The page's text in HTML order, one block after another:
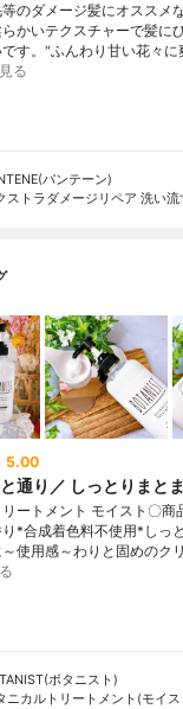
のダメージ髪にオススメ
らかいテクスチャーで髪に
す。"ふんわり甘い花々に
る
パンテーン)
ストラダメージリペア 洗い流
5.00
通り／ しっとりまと
ートメント モイスト〇商
*合成着色料不使用*しっ
使用感～わりと固めのク
ボタニスト)
ニカルトリートメント(モイス